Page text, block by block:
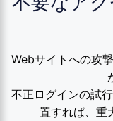
Webサイトへの攻
不正ログインの試
置すれば、重